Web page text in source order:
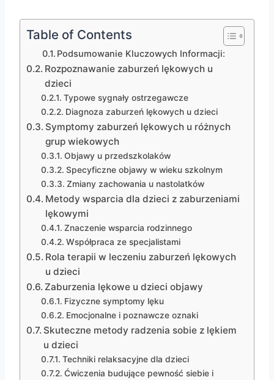
Table of Contents
Podsumowanie Kluczowych Informacji:
Rozpoznawanie zaburzeń lękowych u
dzieci
Typowe sygnały ostrzegawcze
Diagnoza zaburzeń lękowych u dzieci
Symptomy zaburzeń lękowych u różnych
grup wiekowych
Objawy u przedszkolaków
Specyficzne objawy w wieku szkolnym
Zmiany zachowania u nastolatków
Metody wsparcia dla dzieci z zaburzeniami
lękowymi
Znaczenie wsparcia rodzinnego
Współpraca ze specjalistami
Rola terapii w leczeniu zaburzeń lękowych
u dzieci
Zaburzenia lękowe u dzieci objawy
Fizyczne symptomy lęku
Emocjonalne i poznawcze oznaki
Skuteczne metody radzenia sobie z lękiem
u dzieci
Techniki relaksacyjne dla dzieci
Ćwiczenia budujące pewność siebie i